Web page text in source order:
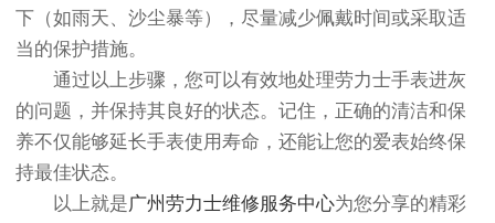
下（如雨天、沙尘暴等），尽量减少佩戴时间或采取适
当的保护措施。
通过以上步骤，您可以有效地处理劳力士手表进灰
的问题，并保持其良好的状态。记住，正确的清洁和保
养不仅能够延长手表使用寿命，还能让您的爱表始终保
持最佳状态。
以上就是广州劳力士维修服务中心为您分享的精彩